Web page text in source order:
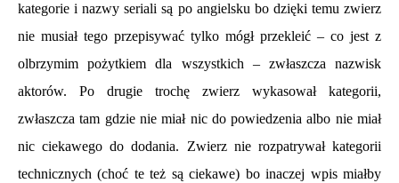
kategorie i nazwy seriali są po angielsku bo dzięki temu zwierz
nie musiał tego przepisywać tylko mógł przekleić – co jest z
olbrzymim pożytkiem dla wszystkich – zwłaszcza nazwisk
aktorów. Po drugie trochę zwierz wykasował kategorii,
zwłaszcza tam gdzie nie miał nic do powiedzenia albo nie miał
nic ciekawego do dodania. Zwierz nie rozpatrywał kategorii
technicznych (choć te też są ciekawe) bo inaczej wpis miałby